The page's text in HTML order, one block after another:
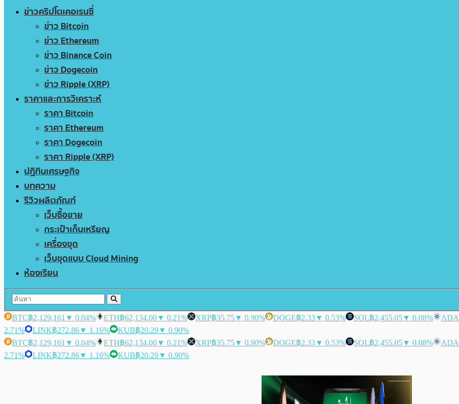
ข่าวคริปโตเคอเรนซี่
ข่าว Bitcoin
ข่าว Ethereum
ข่าว Binance Coin
ข่าว Dogecoin
ข่าว Ripple (XRP)
ราคาและการวิเคราะห์
ราคา Bitcoin
ราคา Ethereum
ราคา Dogecoin
ราคา Ripple (XRP)
ปฏิทินเศรษฐกิจ
บทความ
รีวิวผลิตภัณฑ์
เว็บซื้อขาย
กระเป๋าเก็บเหรียญ
เครื่องขุด
เว็บขุดแบบ Cloud Mining
ห้องเรียน
BTC฿2,129,161 ▼ 0.04% ETH฿62,134.00▼ 0.21% XRP฿35.75▼ 0.90% DOGE฿2.33▼ 0.53% SOL฿2,455.05▼ 0.08% ADA
2.71%
LINK฿272.86▼ 1.16% KUB฿20.29▼ 0.90%
BTC฿2,129,161 ▼ 0.04% ETH฿62,134.00▼ 0.21% XRP฿35.75▼ 0.90% DOGE฿2.33▼ 0.53% SOL฿2,455.05▼ 0.08% ADA
2.71%
LINK฿272.86▼ 1.16% KUB฿20.29▼ 0.90%